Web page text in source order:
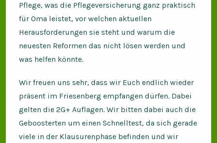
Pflege, was die Pflegeversicherung ganz praktisch
für Oma leistet, vor welchen aktuellen
Herausforderungen sie steht und warum die
neuesten Reformen das nicht lösen werden und
was helfen könnte.
Wir freuen uns sehr, dass wir Euch endlich wieder
präsent im Friesenberg empfangen dürfen. Dabei
gelten die 2G+ Auflagen. Wir bitten dabei auch die
Geboosterten um einen Schnelltest, da sich gerade
viele in der Klausurenphase befinden und wir